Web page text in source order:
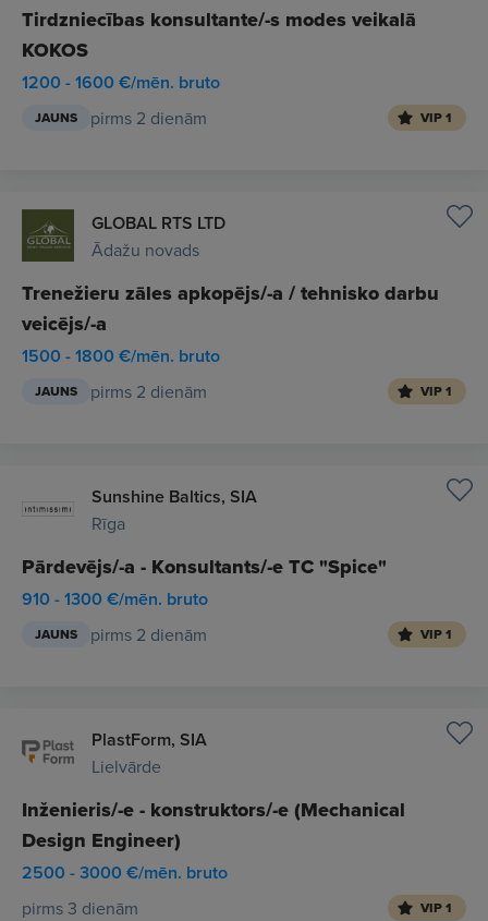
Tirdzniecības konsultante/-s modes veikalā
KOKOS
1200 - 1600 €/mēn. bruto
JAUNS pirms 2 dienām VIP 1
GLOBAL RTS LTD
Ādažu novads
Trenežieru zāles apkopējs/-a / tehnisko darbu
veicējs/-a
1500 - 1800 €/mēn. bruto
JAUNS pirms 2 dienām VIP 1
Sunshine Baltics, SIA
Rīga
Pārdevējs/-a - Konsultants/-e TC "Spice"
910 - 1300 €/mēn. bruto
JAUNS pirms 2 dienām VIP 1
PlastForm, SIA
Lielvārde
Inženieris/-e - konstruktors/-e (Mechanical
Design Engineer)
2500 - 3000 €/mēn. bruto
pirms 3 dienām VIP 1